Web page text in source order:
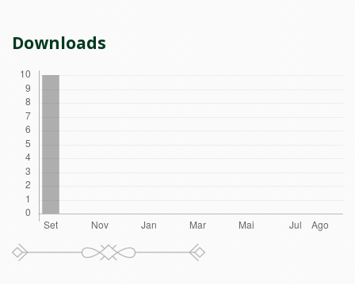
Downloads